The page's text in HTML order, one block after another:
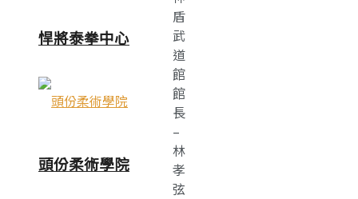
悍將泰拳中心
頭份柔術學院
盾
武
道
館
館
長
–
林
孝
弦